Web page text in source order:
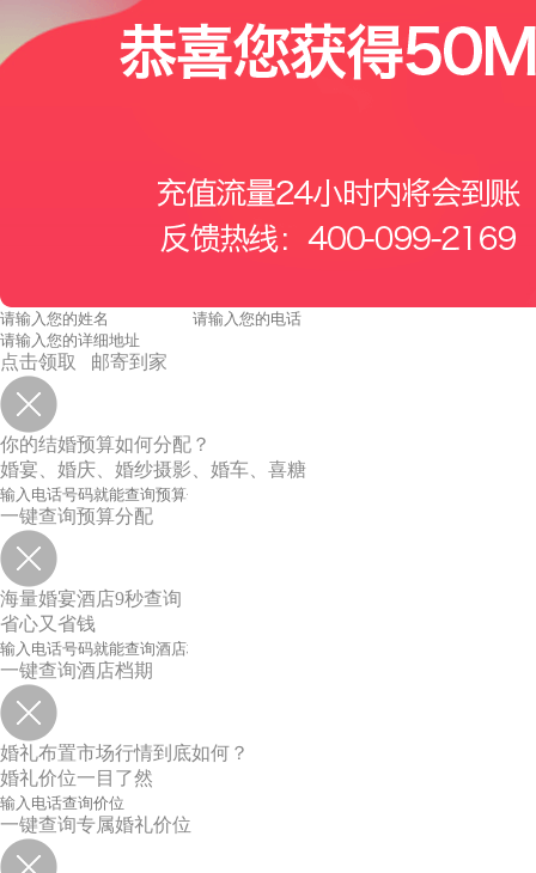
点击领取 邮寄到家
你的结婚预算如何分配？
婚宴、婚庆、婚纱摄影、婚车、喜糖
一键查询预算分配
海量婚宴酒店9秒查询
省心又省钱
一键查询酒店档期
婚礼布置市场行情到底如何？
婚礼价位一目了然
一键查询专属婚礼价位